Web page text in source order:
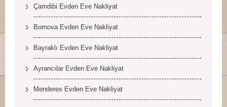
Çamdibi Evden Eve Nakliyat
Bornova Evden Eve Nakliyat
Bayraklı Evden Eve Nakliyat
Ayrancılar Evden Eve Nakliyat
Menderes Evden Eve Nakliyat